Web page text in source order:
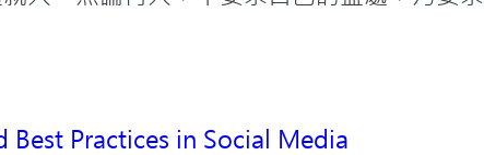
Practices in Social Media